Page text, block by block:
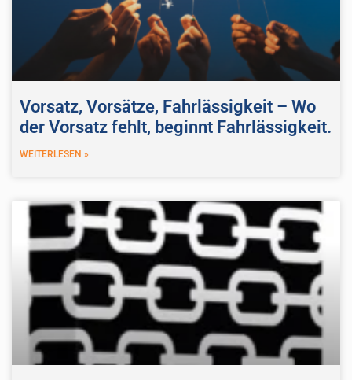
Vorsatz, Vorsätze, Fahrlässigkeit – Wo
der Vorsatz fehlt, beginnt Fahrlässigkeit.
WEITERLESEN »